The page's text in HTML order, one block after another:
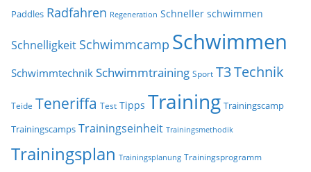
Paddles Radfahren Regeneration Schneller schwimmen
Schnelligkeit Schwimmcamp Schwimmen
Schwimmtechnik Schwimmtraining Sport T3Technik
Teide Teneriffa Test Tipps Training Trainingscamp
Trainingscamps Trainingseinheit Trainingsmethodik
Trainingsplan Trainingsplanung Trainingsprogramm